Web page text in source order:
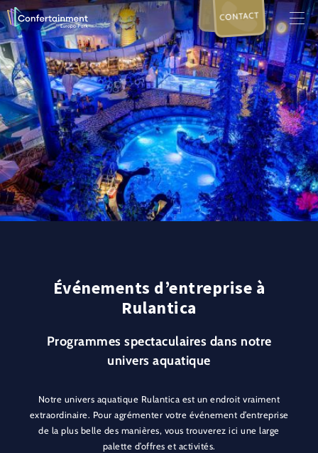
CONTACT
Événements d’entreprise à
Rulantica
Programmes spectaculaires dans notre
univers aquatique
Notre univers aquatique Rulantica est un endroit vraiment
extraordinaire. Pour agrémenter votre événement d’entreprise
de la plus belle des manières, vous trouverez ici une large
palette d’offres et activités.